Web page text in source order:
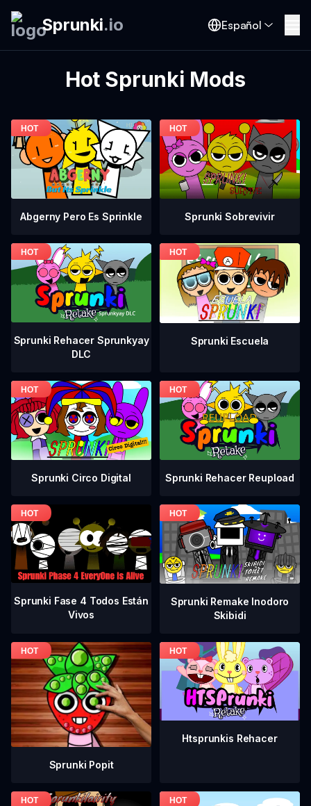
Sprunki.io Español
Hot Sprunki Mods
Abgerny Pero Es Sprinkle Sprunki Sobrevivir
Sprunki Rehacer Sprunkyay
DLC
Sprunki Escuela
Sprunki Circo Digital Sprunki Rehacer Reupload
Sprunki Fase 4 Todos Están
Vivos
Sprunki Remake Inodoro
Skibidi
Sprunki Popit
Htsprunkis Rehacer